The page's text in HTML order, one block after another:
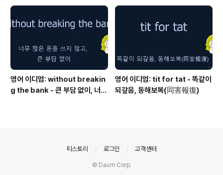
영어 이디엄: without breakin
g the bank - 큰 부담 없이, 너무
영어 이디엄: tit for tat - 똑같이
되갚음, 동해보복(同害報復)
티스토리 로그인 고객센터
© Daum Corp.